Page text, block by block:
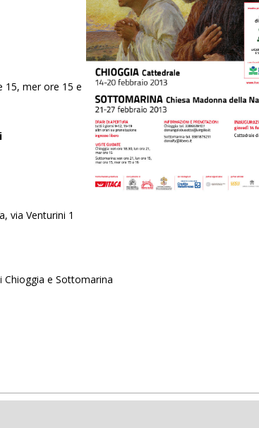
15, mer ore 15 e
via Venturini 1
Chioggia e Sottomarina